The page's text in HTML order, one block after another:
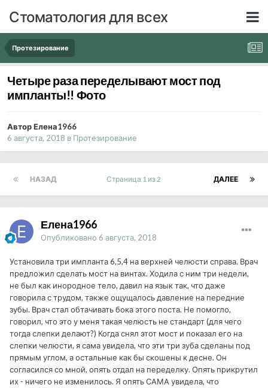
Стоматология для всех
Протезирование
Четыре раза переделывают мост под
импланты!! Фото
Автор Елена1966
6 августа, 2018 в Протезирование
НАЗАД ДАЛЕЕ
Страница 1 из 2
Елена1966
Опубликовано 6 августа, 2018
Установила три импланта 6,5,4 на верхней челюсти справа. Врач
предложил сделать мост на винтах. Ходила с ним три недели,
не был как инородное тело, давил на язык так, что даже
говорила с трудом, также ощущалось давление на передние
зубы. Врач стал обтачивать бока этого поста. Не помогло,
говорил, что это у меня такая челюсть не стандарт (для чего
тогда слепки делают?) Когда снял этот мост и показал его на
слепки челюсти, я сама увидела, что эти три зуба сделаны под
прямым углом, а остальные как бы скошены к десне. Он
согласился со мной, опять отдал на переделку. Опять прикрутил
их - ничего не изменилось. Я опять САМА увидела, что